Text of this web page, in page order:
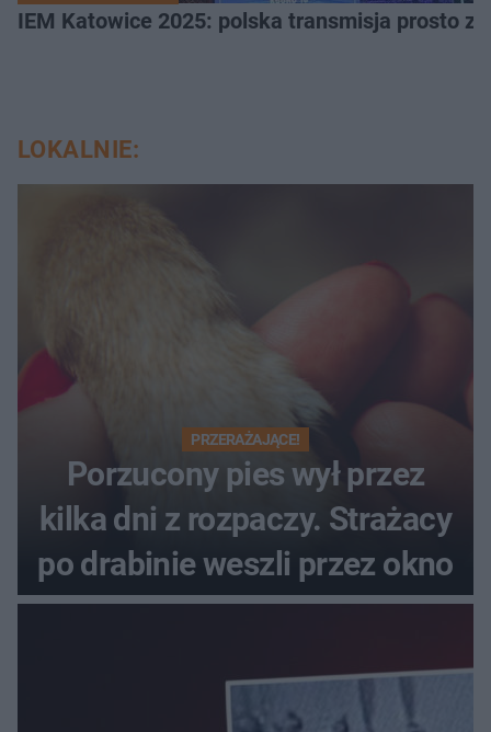
IEM Katowice 2025: polska transmisja prosto
LOKALNIE:
PRZERAŻAJĄCE!
Porzucony pies wył przez
kilka dni z rozpaczy. Strażacy
po drabinie weszli przez okno